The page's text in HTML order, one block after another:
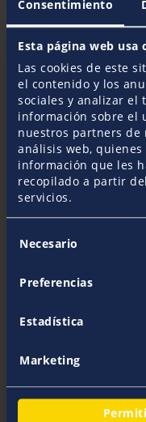
Consentimiento
Esta página web usa
Las cookies de este
el contenido y los
sociales y analizar el
información sobre el
nuestros partners de
análisis web,
información que les
recopilado a partir
servicios.
Necesario
Preferencias
Estadística
Marketing
desatornillar dichos
demuestra que para
persona que opere
Lamentablemente,
ladrón para
aseguradoras
protección adicional
solo pueden abrirse
específica.
SEGURIDAD DE LOS
Los cofres de
cerrados en todo
estándar se pueden
fabricantes
el interior. Las
disponibles en
ASEGURANDO SU